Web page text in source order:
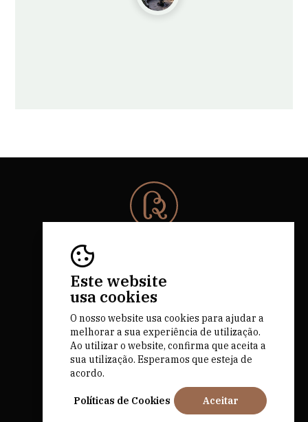
Este website
usa cookies
O nosso website usa cookies para ajudar a
melhorar a sua experiência de utilização.
Ao utilizar o website, confirma que aceita a
sua utilização. Esperamos que esteja de
acordo.
Políticas de Cookies Aceitar
RNAAT 684/2019.
by M&ADigital
Financiado por